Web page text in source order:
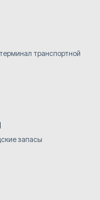
транспортной
запасы